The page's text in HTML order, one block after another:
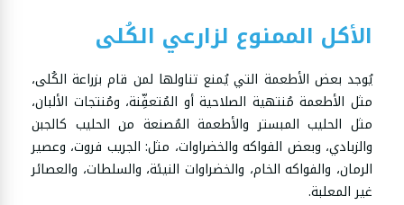
الأكل الممنوع لزارعي الكُلى
يُوجد بعض الأطعمة التي يُمنع تناولها لمن قام بزراعة الكُلى،
مثل الأطعمة مُنتهية الصلاحية أو المُتعفِّنة، ومُنتجات الألبان،
مثل الحليب المبستر والأطعمة المُصنعة من الحليب كالجبن
والزبادي، وبعض الفواكه والخضراوات، مثل: الجريب فروت، وعصير
الرمان، والفواكه الخام، والخضراوات النيئة، والسلطات، والعصائر
غير المعلبة.